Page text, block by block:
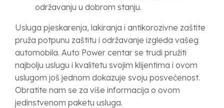
održavanju u dobrom stanju.
Usluga pjeskarenja, lakiranja i antikorozivne zaštite
pruža potpunu zaštitu i održavanje izgleda vašeg
automobila. Auto Power centar se trudi pružiti
najbolju uslugu i kvalitetu svojim klijentima i ovom
uslugom još jednom dokazuje svoju posvećenost.
Obratite nam se za više informacija o ovom
jedinstvenom paketu usluga.